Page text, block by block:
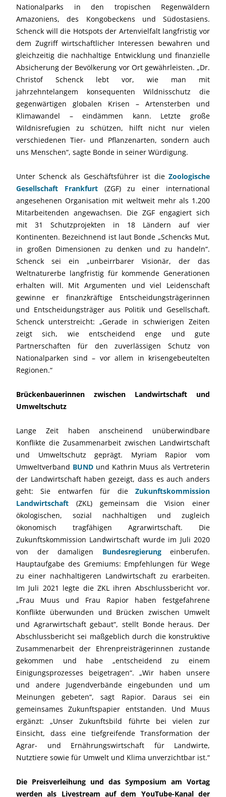
Nationalparks in den tropischen Regenwäldern
Amazoniens, des Kongobeckens und Südostasiens.
Schenck will die Hotspots der Artenvielfalt langfristig vor
dem Zugriff wirtschaftlicher Interessen bewahren und
gleichzeitig die nachhaltige Entwicklung und finanzielle
Absicherung der Bevölkerung vor Ort gewährleisten. „Dr.
Christof Schenck lebt vor, wie man mit
jahrzehntelangem konsequenten Wildnisschutz die
gegenwärtigen globalen Krisen – Artensterben und
Klimawandel – eindämmen kann. Letzte große
Wildnisrefugien zu schützen, hilft nicht nur vielen
verschiedenen Tier- und Pflanzenarten, sondern auch
uns Menschen“, sagte Bonde in seiner Würdigung.
Unter Schenck als Geschäftsführer ist die Zoologische
Gesellschaft Frankfurt(ZGF) zu einer international
angesehenen Organisation mit weltweit mehr als 1.200
Mitarbeitenden angewachsen. Die ZGF engagiert sich
mit 31 Schutzprojekten in 18 Ländern auf vier
Kontinenten. Bezeichnend ist laut Bonde „Schencks Mut,
in großen Dimensionen zu denken und zu handeln“.
Schenck sei ein „unbeirrbarer Visionär, der das
Weltnaturerbe langfristig für kommende Generationen
erhalten will. Mit Argumenten und viel Leidenschaft
gewinne er finanzkräftige Entscheidungsträgerinnen
und Entscheidungsträger aus Politik und Gesellschaft.
Schenck unterstreicht: „Gerade in schwierigen Zeiten
zeigt sich, wie entscheidend enge und gute
Partnerschaften für den zuverlässigen Schutz von
Nationalparken sind – vor allem in krisengebeutelten
Regionen.“
Brückenbauerinnen zwischen Landwirtschaft und
Umweltschutz
Lange Zeit haben anscheinend unüberwindbare
Konflikte die Zusammenarbeit zwischen Landwirtschaft
und Umweltschutz geprägt. Myriam Rapior vom
Umweltverband BUNDund Kathrin Muus als Vertreterin
der Landwirtschaft haben gezeigt, dass es auch anders
geht: Sie entwarfen für die Zukunftskommission
Landwirtschaft (ZKL) gemeinsam die Vision einer
ökologischen, sozial nachhaltigen und zugleich
ökonomisch tragfähigen Agrarwirtschaft. Die
Zukunftskommission Landwirtschaft wurde im Juli 2020
von der damaligen Bundesregierungeinberufen.
Hauptaufgabe des Gremiums: Empfehlungen für Wege
zu einer nachhaltigeren Landwirtschaft zu erarbeiten.
Im Juli 2021 legte die ZKL ihren Abschlussbericht vor.
„Frau Muus und Frau Rapior haben festgefahrene
Konflikte überwunden und Brücken zwischen Umwelt
und Agrarwirtschaft gebaut“, stellt Bonde heraus. Der
Abschlussbericht sei maßgeblich durch die konstruktive
Zusammenarbeit der Ehrenpreisträgerinnen zustande
gekommen und habe „entscheidend zu einem
Einigungsprozesses beigetragen“. „Wir haben unsere
und andere Jugendverbände eingebunden und um
Meinungen gebeten“, sagt Rapior. Daraus sei ein
gemeinsames Zukunftspapier entstanden. Und Muus
ergänzt: „Unser Zukunftsbild führte bei vielen zur
Einsicht, dass eine tiefgreifende Transformation der
Agrar- und Ernährungswirtschaft für Landwirte,
Nutztiere sowie für Umwelt und Klima unverzichtbar ist.“
Die Preisverleihung und das Symposium am Vortag
werden als Livestream auf dem YouTube-Kanal der